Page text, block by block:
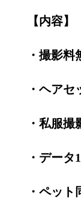
【内容】
・撮影料
・ヘアセ
・私服撮
・データ
・ペット